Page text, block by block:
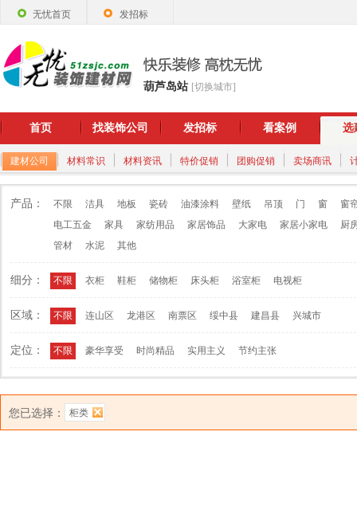
无忧首页 发招标
葫芦岛站 [切换城市]
首页 找装饰公司 发招标 看案例 选
建材公司 材料常识 材料资讯 特价促销 团购促销 卖场商讯
产品： 不限 洁具 地板 瓷砖 油漆涂料 壁纸 吊顶 门 窗
窗
电工五金
家具 家纺用品 家居饰品 大家电 家居小家电
厨
管材
水泥 其他
细分： 不限 衣柜 鞋柜 储物柜 床头柜 浴室柜 电视柜
区域： 不限 连山区 龙港区 南票区 绥中县 建昌县 兴城市
定位： 不限 豪华享受 时尚精品 实用主义 节约主张
您已选择： 柜类